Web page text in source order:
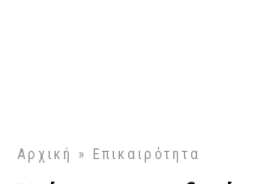
Αρχική » Επικαιρότητα